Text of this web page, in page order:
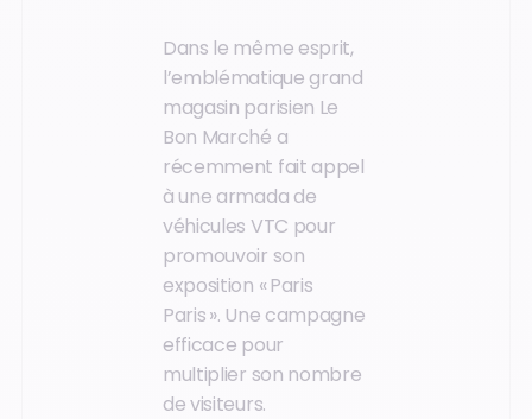
Dans le même esprit,
l’emblématique grand
magasin parisien Le
Bon Marché a
récemment fait appel
à une armada de
véhicules VTC pour
promouvoir son
exposition « Paris
Paris ». Une campagne
efficace pour
multiplier son nombre
de visiteurs.